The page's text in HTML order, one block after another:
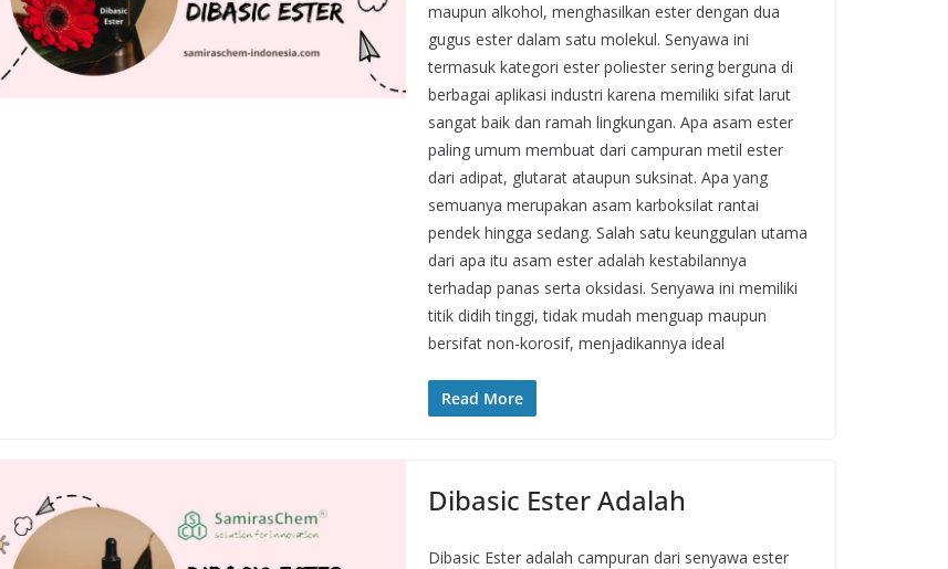
maupun alkohol, menghasilkan ester dengan dua
gugus ester dalam satu molekul. Senyawa ini
termasuk kategori ester poliester sering berguna di
berbagai aplikasi industri karena memiliki sifat larut
sangat baik dan ramah lingkungan. Apa asam ester
paling umum membuat dari campuran metil ester
dari adipat, glutarat ataupun suksinat. Apa yang
semuanya merupakan asam karboksilat rantai
pendek hingga sedang. Salah satu keunggulan utama
dari apa itu asam ester adalah kestabilannya
terhadap panas serta oksidasi. Senyawa ini memiliki
titik didih tinggi, tidak mudah menguap maupun
bersifat non-korosif, menjadikannya ideal
Read More
Dibasic Ester Adalah
Dibasic Ester adalah campuran dari senyawa ester